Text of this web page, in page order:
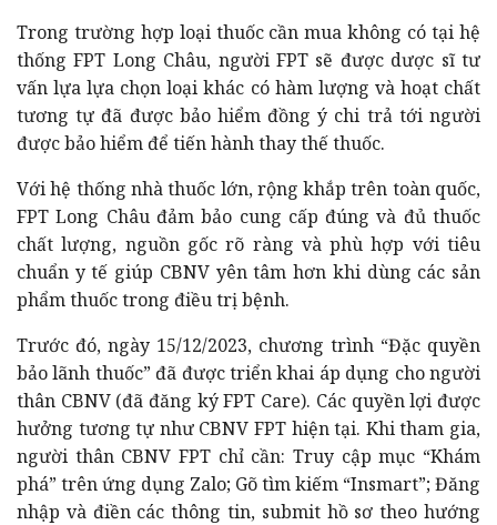
Trong trường hợp loại thuốc cần mua không có tại hệ
thống FPT Long Châu, người FPT sẽ được dược sĩ tư
vấn lựa lựa chọn loại khác có hàm lượng và hoạt chất
tương tự đã được bảo hiểm đồng ý chi trả tới người
được bảo hiểm để tiến hành thay thế thuốc.
Với hệ thống nhà thuốc lớn, rộng khắp trên toàn quốc,
FPT Long Châu đảm bảo cung cấp đúng và đủ thuốc
chất lượng, nguồn gốc rõ ràng và phù hợp với tiêu
chuẩn y tế giúp CBNV yên tâm hơn khi dùng các sản
phẩm thuốc trong điều trị bệnh.
Trước đó, ngày 15/12/2023, chương trình “Đặc quyền
bảo lãnh thuốc” đã được triển khai áp dụng cho người
thân CBNV (đã đăng ký FPT Care). Các quyền lợi được
hưởng tương tự như CBNV FPT hiện tại. Khi tham gia,
người thân CBNV FPT chỉ cần: Truy cập mục “Khám
phá” trên ứng dụng Zalo; Gõ tìm kiếm “Insmart”; Đăng
nhập và điền các thông tin, submit hồ sơ theo hướng